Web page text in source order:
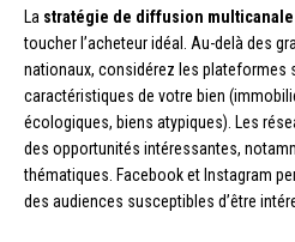
La stratégie de diffusion multicanale
toucher l’acheteur idéal. Au-delà des
nationaux, considérez les plateformes
caractéristiques de votre bien
écologiques, biens atypiques). Les
des opportunités intéressantes,
thématiques. Facebook et Instagram
des audiences susceptibles d’être